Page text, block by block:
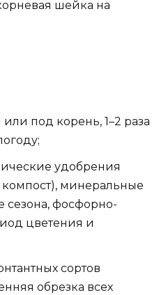
шейка на
под корень, 1–2 раза
удобрения
минеральные
сезона, фосфорно-
цветения и
сортов
обрезка всех